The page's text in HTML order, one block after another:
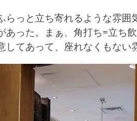
らっと立ち寄れるような雰囲
あった。まぁ、角打ち=立ち
してあって、座れなくもない